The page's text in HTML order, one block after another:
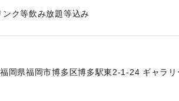
ク等飲み放題等込み
岡県福岡市博多区博多駅東2-1-24 ギャラ